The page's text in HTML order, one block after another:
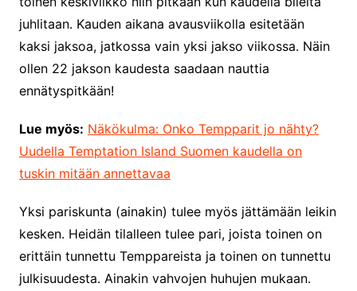
juhlitaan. Kauden aikana avausviikolla esitetään
kaksi jaksoa, jatkossa vain yksi jakso viikossa. Näin
ollen 22 jakson kaudesta saadaan nauttia
ennätyspitkään!
Lue myös: Näkökulma: Onko Tempparit jo nähty?
Uudella Temptation Island Suomen kaudella on
tuskin mitään annettavaa
Yksi pariskunta (ainakin) tulee myös jättämään leikin
kesken. Heidän tilalleen tulee pari, joista toinen on
erittäin tunnettu Temppareista ja toinen on tunnettu
julkisuudesta. Ainakin vahvojen huhujen mukaan.